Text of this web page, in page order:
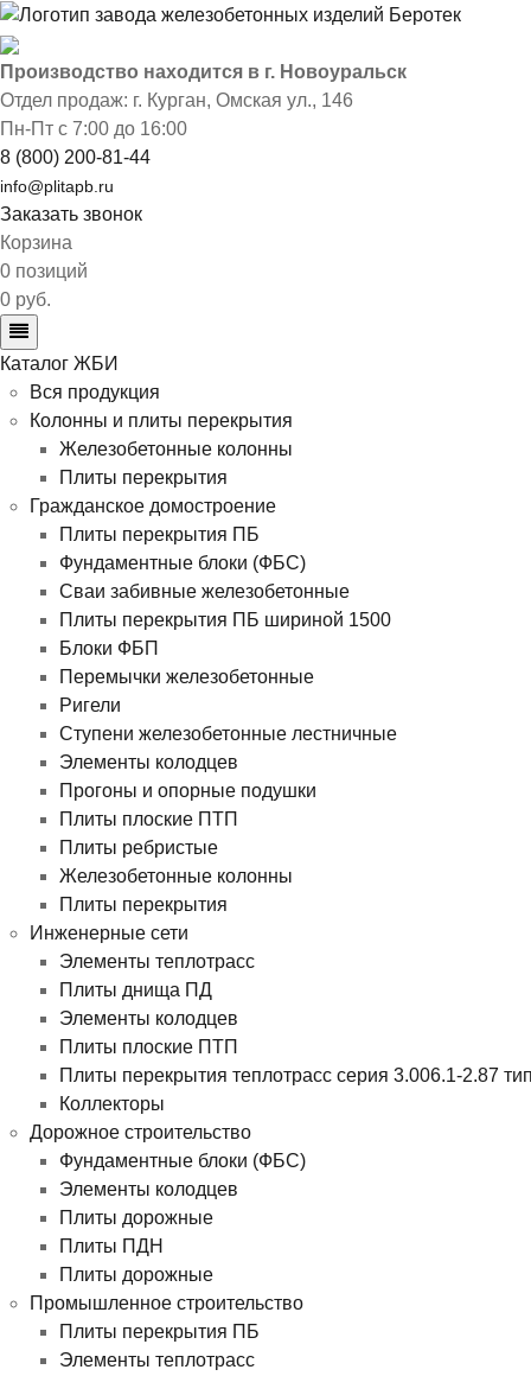
Производство находится в г. Новоуральск
Отдел продаж: г. Курган, Омская ул., 146
Пн-Пт с 7:00 до 16:00
8 (800) 200-81-44
info@plitapb.ru
Заказать звонок
Корзина
0 позиций
0 руб.
Каталог ЖБИ
Вся продукция
Колонны и плиты перекрытия
Железобетонные колонны
Плиты перекрытия
Гражданское домостроение
Плиты перекрытия ПБ
Фундаментные блоки (ФБС)
Сваи забивные железобетонные
Плиты перекрытия ПБ шириной 1500
Блоки ФБП
Перемычки железобетонные
Ригели
Ступени железобетонные лестничные
Элементы колодцев
Прогоны и опорные подушки
Плиты плоские ПТП
Плиты ребристые
Железобетонные колонны
Плиты перекрытия
Инженерные сети
Элементы теплотрасс
Плиты днища ПД
Элементы колодцев
Плиты плоские ПТП
Плиты перекрытия теплотрасс серия 3.006.1-2.87
Коллекторы
Дорожное строительство
Фундаментные блоки (ФБС)
Элементы колодцев
Плиты дорожные
Плиты ПДН
Плиты дорожные
Промышленное строительство
Плиты перекрытия ПБ
Элементы теплотрасс